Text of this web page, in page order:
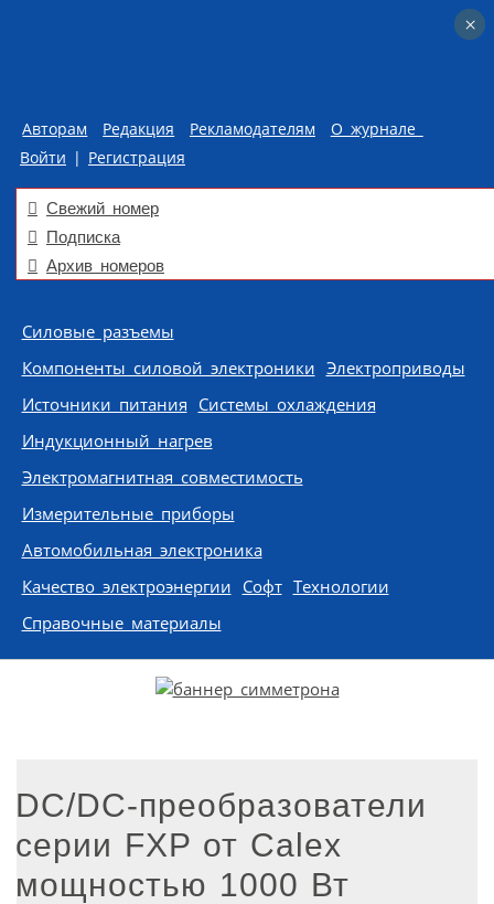
Авторам Редакция Рекламодателям
О журнале
Войти | Регистрация
Свежий номер
Подписка
Архив номеров
Skip to content
Силовые разъемы
Компоненты силовой электроники Электроприводы
Источники питания Системы охлаждения
Индукционный нагрев
Электромагнитная совместимость
Измерительные приборы
Автомобильная электроника
Качество электроэнергии Софт Технологии
Справочные материалы
DC/DC-преобразователи
серии FXP от Calex
мощностью 1000 Вт
×
×